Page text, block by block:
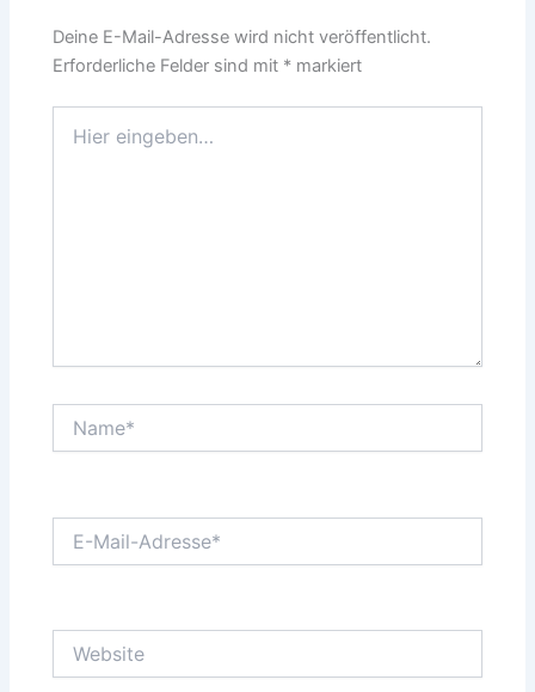
Deine E-Mail-Adresse wird nicht veröffentlicht.
Erforderliche Felder sind mit * markiert
eingeben…
Mail-